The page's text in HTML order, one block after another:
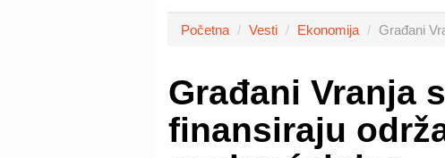
Početna Vesti Ekonomija Građani
Građani Vranja
finansiraju